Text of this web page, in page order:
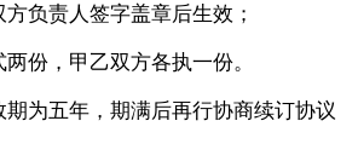
负责人签字盖章后生效；
份，甲乙双方各执一份。
期为五年，期满后再行协商续订协议